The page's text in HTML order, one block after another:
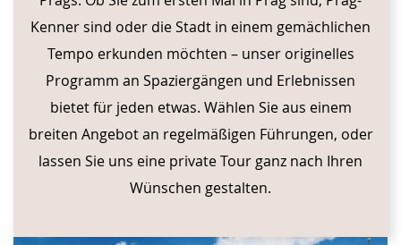
Kenner sind oder die Stadt in einem gemächlichen
Tempo erkunden möchten – unser originelles
Programm an Spaziergängen und Erlebnissen
bietet für jeden etwas. Wählen Sie aus einem
breiten Angebot an regelmäßigen Führungen, oder
lassen Sie uns eine private Tour ganz nach Ihren
Wünschen gestalten.